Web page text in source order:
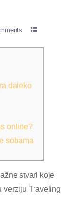
daleko
online?
sobama
stvari koje
verziju Traveling